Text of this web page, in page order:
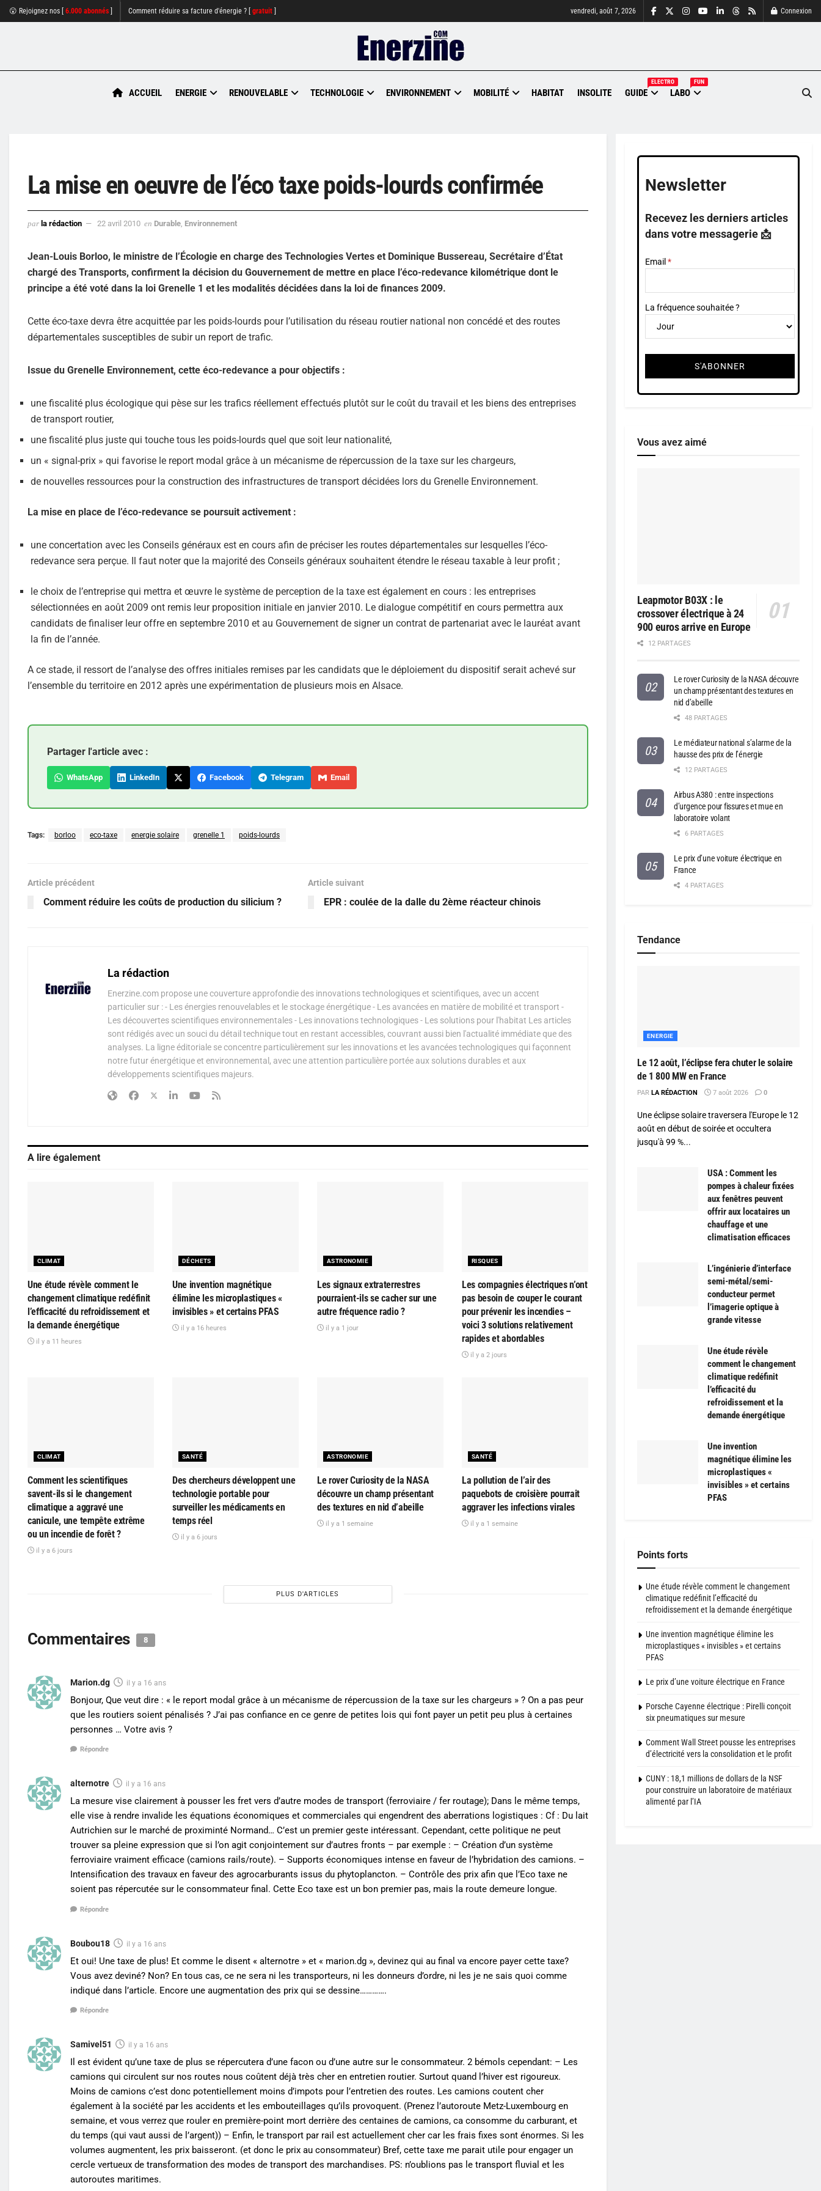
😮 Rejoignez nos [ 6.000 abonnés Comment réduire sa facture d'énergie ? [ gratuit vendredi, août 7, 2026 Connexion
ACCUEIL ENERGIE RENOUVELABLE TECHNOLOGIE ENVIRONNEMENT MOBILITÉ HABITAT INSOLITE GUIDE
ELECTRO
LABO
FUN
La mise en oeuvre de l’éco taxe poids-lourds confirmée
par la rédaction 22 avril 2010 en Durable Environnement
Jean-Louis Borloo, le ministre de l’Écologie en charge des Technologies Vertes et Dominique Bussereau, Secrétaire d’État
chargé des Transports, confirment la décision du Gouvernement de mettre en place l’éco-redevance kilométrique dont le
principe a été voté dans la loi Grenelle 1 et les modalités décidées dans la loi de finances 2009.
Cette éco-taxe devra être acquittée par les poids-lourds pour l’utilisation du réseau routier national non concédé et des routes
départementales susceptibles de subir un report de trafic.
Issue du Grenelle Environnement, cette éco-redevance a pour objectifs :
une fiscalité plus écologique qui pèse sur les trafics réellement effectués plutôt sur le coût du travail et les biens des entreprises
de transport routier,
une fiscalité plus juste qui touche tous les poids-lourds quel que soit leur nationalité,
un « signal-prix » qui favorise le report modal grâce à un mécanisme de répercussion de la taxe sur les chargeurs,
de nouvelles ressources pour la construction des infrastructures de transport décidées lors du Grenelle Environnement.
La mise en place de l’éco-redevance se poursuit activement :
une concertation avec les Conseils généraux est en cours afin de préciser les routes départementales sur lesquelles l’éco-
redevance sera perçue. Il faut noter que la majorité des Conseils généraux souhaitent étendre le réseau taxable à leur profit ;
le choix de l’entreprise qui mettra et œuvre le système de perception de la taxe est également en cours : les entreprises
sélectionnées en août 2009 ont remis leur proposition initiale en janvier 2010. Le dialogue compétitif en cours permettra aux
candidats de finaliser leur offre en septembre 2010 et au Gouvernement de signer un contrat de partenariat avec le lauréat avant
la fin de l’année.
A ce stade, il ressort de l’analyse des offres initiales remises par les candidats que le déploiement du dispositif serait achevé sur
l’ensemble du territoire en 2012 après une expérimentation de plusieurs mois en Alsace.
Partager l'article avec :
WhatsApp LinkedIn Facebook Telegram Email
Tags: borloo eco-taxe energie solaire grenelle 1 poids-lourds
Article précédent
Comment réduire les coûts de production du silicium ?
Article suivant
EPR : coulée de la dalle du 2ème réacteur chinois
La rédaction
Enerzine.com propose une couverture approfondie des innovations technologiques et scientifiques, avec un accent
particulier sur : - Les énergies renouvelables et le stockage énergétique - Les avancées en matière de mobilité et transport -
Les découvertes scientifiques environnementales - Les innovations technologiques - Les solutions pour l'habitat Les articles
sont rédigés avec un souci du détail technique tout en restant accessibles, couvrant aussi bien l'actualité immédiate que des
analyses. La ligne éditoriale se concentre particulièrement sur les innovations et les avancées technologiques qui façonnent
notre futur énergétique et environnemental, avec une attention particulière portée aux solutions durables et aux
développements scientifiques majeurs.
A lire également
CLIMAT
Une étude révèle comment le
changement climatique redéfinit
l’efficacité du refroidissement et
la demande énergétique
il y a 11 heures
DÉCHETS
Une invention magnétique
élimine les microplastiques «
invisibles » et certains PFAS
il y a 16 heures
ASTRONOMIE
Les signaux extraterrestres
pourraient-ils se cacher sur une
autre fréquence radio ?
il y a 1 jour
RISQUES
Les compagnies électriques n’ont
pas besoin de couper le courant
pour prévenir les incendies –
voici 3 solutions relativement
rapides et abordables
il y a 2 jours
CLIMAT
Comment les scientifiques
savent-ils si le changement
climatique a aggravé une
canicule, une tempête extrême
ou un incendie de forêt ?
il y a 6 jours
SANTÉ
Des chercheurs développent une
technologie portable pour
surveiller les médicaments en
temps réel
il y a 6 jours
ASTRONOMIE
Le rover Curiosity de la NASA
découvre un champ présentant
des textures en nid d’abeille
il y a 1 semaine
SANTÉ
La pollution de l’air des
paquebots de croisière pourrait
aggraver les infections virales
il y a 1 semaine
PLUS D'ARTICLES
Commentaires 8
Marion.dg il y a 16 ans
Bonjour, Que veut dire : « le report modal grâce à un mécanisme de répercussion de la taxe sur les chargeurs » ? On a pas peur
que les routiers soient pénalisés ? J’ai pas confiance en ce genre de petites lois qui font payer un petit peu plus à certaines
personnes … Votre avis ?
Répondre
alternotre il y a 16 ans
La mesure vise clairement à pousser les fret vers d’autre modes de transport (ferroviaire / fer routage); Dans le même temps,
elle vise à rendre invalide les équations économiques et commerciales qui engendrent des aberrations logistiques : Cf : Du lait
Autrichien sur le marché de proximinté Normand… C’est un premier geste intéressant. Cependant, cette politique ne peut
trouver sa pleine expression que si l’on agit conjointement sur d’autres fronts – par exemple : – Création d’un système
ferroviaire vraiment efficace (camions rails/route). – Supports économiques intense en faveur de l’hybridation des camions. –
Intensification des travaux en faveur des agrocarburants issus du phytoplancton. – Contrôle des prix afin que l’Eco taxe ne
soient pas répercutée sur le consommateur final. Cette Eco taxe est un bon premier pas, mais la route demeure longue.
Répondre
Boubou18 il y a 16 ans
Et oui! Une taxe de plus! Et comme le disent « alternotre » et « marion.dg », devinez qui au final va encore payer cette taxe?
Vous avez deviné? Non? En tous cas, ce ne sera ni les transporteurs, ni les donneurs d’ordre, ni les je ne sais quoi comme
indiqué dans l’article. Encore une augmentation des prix qui se dessine………….
Répondre
Samivel51 il y a 16 ans
Il est évident qu’une taxe de plus se répercutera d’une facon ou d’une autre sur le consommateur. 2 bémols cependant: – Les
camions qui circulent sur nos routes nous coûtent déjà très cher en entretien routier. Surtout quand l’hiver est rigoureux.
Moins de camions c’est donc potentiellement moins d’impots pour l’entretien des routes. Les camions coutent cher
également à la société par les accidents et les embouteillages qu’ils provoquent. (Prenez l’autoroute Metz-Luxembourg en
semaine, et vous verrez que rouler en première-point mort derrière des centaines de camions, ca consomme du carburant, et
du temps (qui vaut aussi de l’argent)) – Enfin, le transport par rail est actuellement cher car les frais fixes sont énormes. Si les
volumes augmentent, les prix baisseront. (et donc le prix au consommateur) Bref, cette taxe me parait utile pour engager un
cercle vertueux de transformation des modes de transport des marchandises. PS: n’oublions pas le transport fluvial et les
autoroutes maritimes.
Newsletter
Recevez les derniers articles
dans votre messagerie 📩
Email
La fréquence souhaitée ?
Vous avez aimé
Leapmotor B03X : le
crossover électrique à 24
900 euros arrive en Europe
12 PARTAGES
Le rover Curiosity de la NASA découvre
un champ présentant des textures en
nid d’abeille
48 PARTAGES
Le médiateur national s’alarme de la
hausse des prix de l’énergie
12 PARTAGES
Airbus A380 : entre inspections
d’urgence pour fissures et mue en
laboratoire volant
6 PARTAGES
Le prix d’une voiture électrique en
France
4 PARTAGES
Tendance
ENERGIE
Le 12 août, l’éclipse fera chuter le solaire
de 1 800 MW en France
PAR LA RÉDACTION 7 août 2026 0
Une éclipse solaire traversera l'Europe le 12
août en début de soirée et occultera
jusqu'à 99 %...
USA : Comment les
pompes à chaleur fixées
aux fenêtres peuvent
offrir aux locataires un
chauffage et une
climatisation efficaces
L’ingénierie d’interface
semi-métal/semi-
conducteur permet
l’imagerie optique à
grande vitesse
Une étude révèle
comment le changement
climatique redéfinit
l’efficacité du
refroidissement et la
demande énergétique
Une invention
magnétique élimine les
microplastiques «
invisibles » et certains
PFAS
Points forts
Une étude révèle comment le changement
climatique redéfinit l’efficacité du
refroidissement et la demande énergétique
Une invention magnétique élimine les
microplastiques « invisibles » et certains
PFAS
Le prix d’une voiture électrique en France
Porsche Cayenne électrique : Pirelli conçoit
six pneumatiques sur mesure
Comment Wall Street pousse les entreprises
d’électricité vers la consolidation et le profit
CUNY : 18,1 millions de dollars de la NSF
pour construire un laboratoire de matériaux
alimenté par l’IA